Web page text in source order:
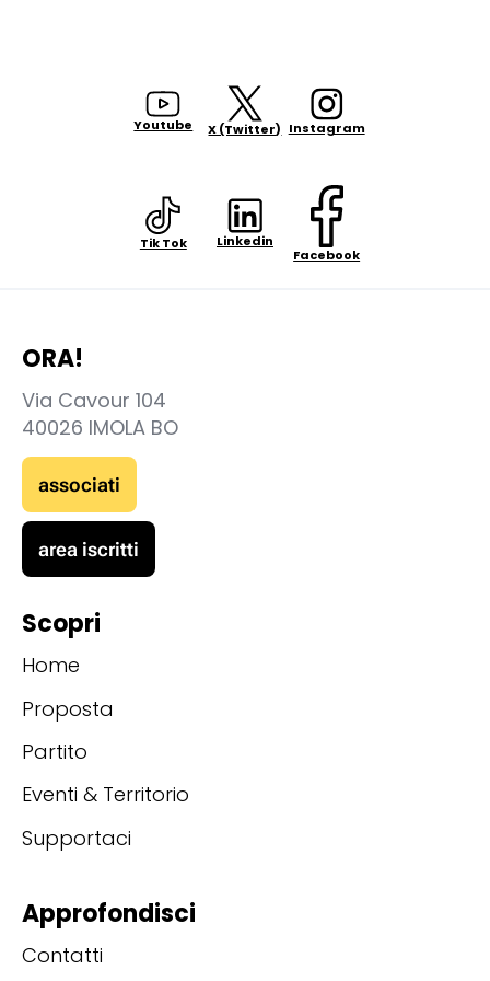
Youtube X (Twitter) Instagram
Tik Tok Linkedin
Facebook
ORA!
Via Cavour 104
40026 IMOLA BO
associati
area iscritti
Scopri
Home
Proposta
Partito
Eventi & Territorio
Supportaci
Approfondisci
Contatti